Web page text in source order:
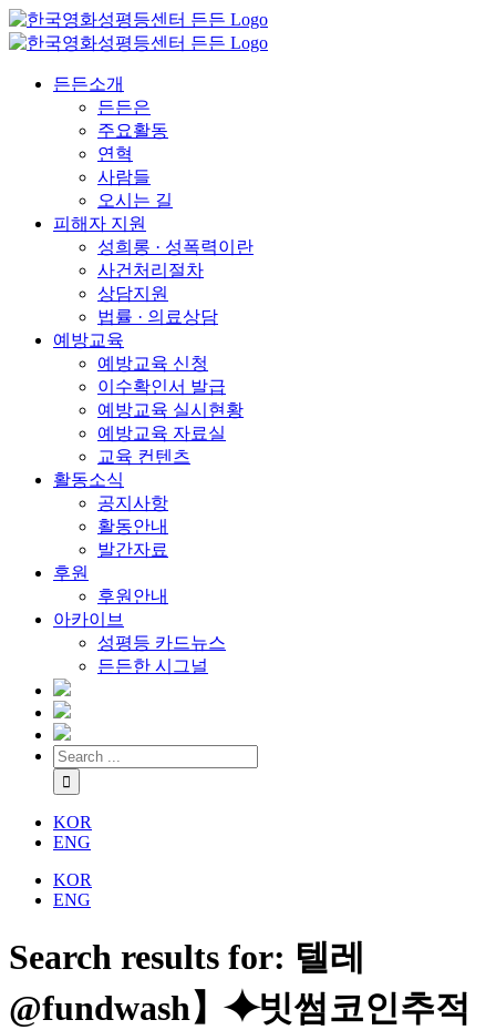
든든소개
든든은
주요활동
연혁
사람들
오시는 길
피해자 지원
성희롱 · 성폭력이란
사건처리절차
상담지원
법률 · 의료상담
예방교육
예방교육 신청
이수확인서 발급
예방교육 실시현황
예방교육 자료실
교육 컨텐츠
활동소식
공지사항
활동안내
발간자료
후원
후원안내
아카이브
성평등 카드뉴스
든든한 시그널
KOR
ENG
KOR
ENG
Search results for: 텔레
@fundwash】⯌빗썸코인추적